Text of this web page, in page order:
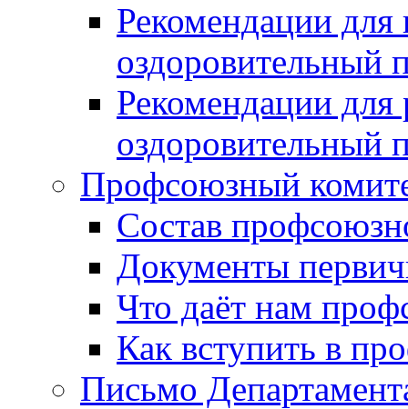
Рекомендации для
оздоровительный
Рекомендации для
оздоровительный
Профсоюзный
Состав
Документы
Что даёт нам
Как вступить в
Письмо